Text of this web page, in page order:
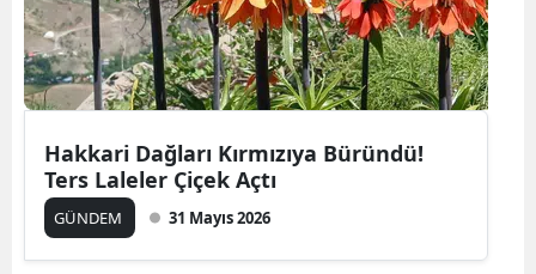
Hakkari Dağları Kırmızıya Büründü!
Ters Laleler Çiçek Açtı
GÜNDEM 31 Mayıs 2026